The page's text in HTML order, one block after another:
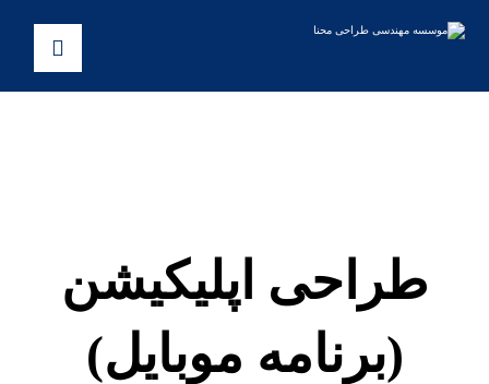
طراحی اپلیکیشن
(برنامه موبایل)